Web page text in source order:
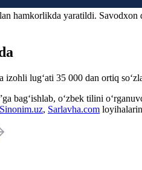
hamkorlikda yaratildi. Savodxon
lug‘ati 35 000 dan ortiq
bag‘ishlab, o‘zbek tilini
Sinonim.uz, Sarlavha.com